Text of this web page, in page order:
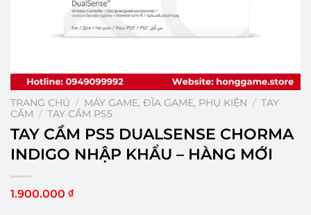
TRANG CHỦ / MÁY GAME, ĐĨA GAME, PHỤ KIỆN / TAY
CẦM / TAY CẦM PS5
TAY CẦM PS5 DUALSENSE CHORMA
INDIGO NHẬP KHẨU – HÀNG MỚI
1.900.000 ₫